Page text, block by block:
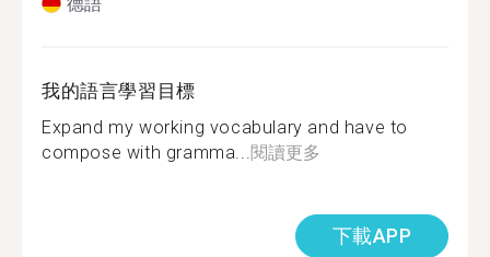
我的語言學習目標
Expand my working vocabulary and have to
compose with gramma... 閱讀更多
下載APP